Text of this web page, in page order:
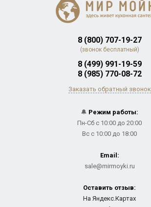
8 (800) 707-19-27
(звонок бесплатный)
8 (499) 991-19-59
8 (985) 770-08-72
Заказать обратный звонок
🔔 Режим работы:
Пн-Сб с 10:00 до 20:00
Вс с 10:00 до 18:00
Email:
sale@mirmoyki.ru
Оставить отзыв:
На Яндекс.Картах